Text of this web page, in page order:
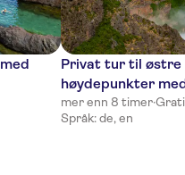
Privat tur til østre
høydepunkter
mer enn 8 timer·
Språk: de, en